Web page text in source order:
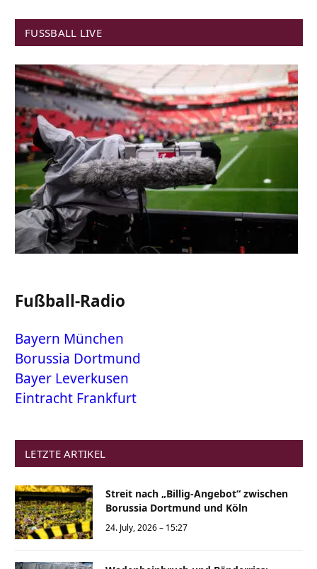
FUSSBALL LIVE
Fußball-Radio
Bayern München
Borussia Dortmund
Bayer Leverkusen
Eintracht Frankfurt
LETZTE ARTIKEL
Streit nach „Billig-Angebot“ zwischen
Borussia Dortmund und Köln
24. July, 2026 – 15:27